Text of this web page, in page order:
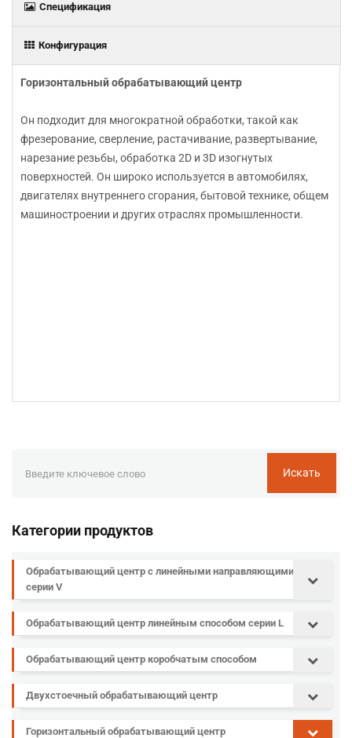
Спецификация
Конфигурация
Горизонтальный обрабатывающий центр
Он подходит для многократной обработки, такой как
фрезерование, сверление, растачивание, развертывание,
нарезание резьбы, обработка 2D и 3D изогнутых
поверхностей. Он широко используется в автомобилях,
двигателях внутреннего сгорания, бытовой технике, общем
машиностроении и других отраслях промышленности.
Искать
Категории продуктов
Обрабатывающий центр с линейными направляющими
серии V
Обрабатывающий центр линейным способом серии L
Обрабатывающий центр коробчатым способом
Двухстоечный обрабатывающий центр
Горизонтальный обрабатывающий центр